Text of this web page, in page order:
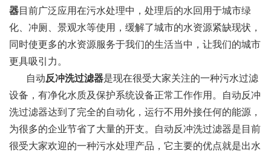
器目前广泛应用在污水处理中，处理后的水回用于城市绿
化、冲厕、景观水等使用，缓解了城市的水资源紧缺现状，
同时使更多的水资源服务于我们的生活当中，让我们的城市
更具吸引力。
自动反冲洗过滤器是现在很受大家关注的一种污水过滤
设备，有净化水质及保护系统设备正常工作作用。自动反冲
洗过滤器达到了完全的自动化，运行不用外接任何的能源，
为很多的企业节省了大量的开支。自动反冲洗过滤器是目前
很受大家欢迎的一种污水处理产品，它主要的优点就是出水